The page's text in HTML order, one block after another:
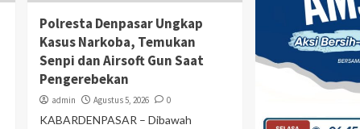
Polresta Denpasar Ungkap
Kasus Narkoba, Temukan
Senpi dan Airsoft Gun Saat
Pengerebekan
admin Agustus 5, 2026 0
KABARDENPASAR – Dibawah